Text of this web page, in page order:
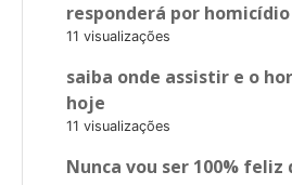
responderá por homicídio
11 visualizações
saiba onde assistir e o
hoje
11 visualizações
Nunca vou ser 100% feliz